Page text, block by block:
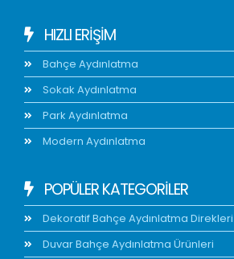
HIZLI ERIŞIM
Bahçe Aydınlatma
Sokak Aydınlatma
Park Aydınlatma
Modern Aydınlatma
POPÜLER KATEGORİLER
Dekoratif Bahçe Aydınlatma Direkleri
Duvar Bahçe Aydınlatma Ürünleri